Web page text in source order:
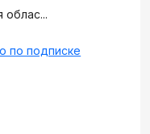
облас...
по подписке